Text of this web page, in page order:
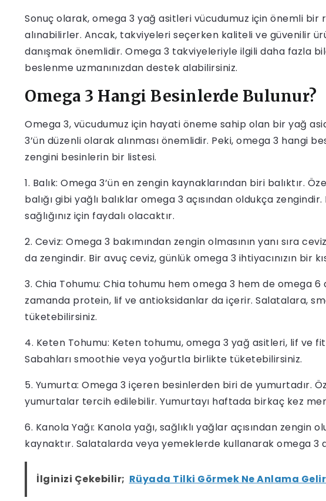
Sonuç olarak, omega 3 yağ asitleri vücudumuz için önemli bir
alınabilirler. Ancak, takviyeleri seçerken kaliteli ve güvenilir
danışmak önemlidir. Omega 3 takviyeleriyle ilgili daha fazla
beslenme uzmanınızdan destek alabilirsiniz.
Omega 3 Hangi Besinlerde Bulunur?
Omega 3, vücudumuz için hayati öneme sahip olan bir yağ
3’ün düzenli olarak alınması önemlidir. Peki, omega 3 hangi
zengini besinlerin bir listesi.
1. Balık: Omega 3’ün en zengin kaynaklarından biri balıktır.
balığı gibi yağlı balıklar omega 3 açısından oldukça
sağlığınız için faydalı olacaktır.
2. Ceviz: Omega 3 bakımından zengin olmasının yanı sıra
da zengindir. Bir avuç ceviz, günlük omega 3 ihtiyacınızın bir
3. Chia Tohumu: Chia tohumu hem omega 3 hem de omega 6
zamanda protein, lif ve antioksidanlar da içerir. Salatalara,
tüketebilirsiniz.
4. Keten Tohumu: Keten tohumu, omega 3 yağ asitleri, lif ve
Sabahları smoothie veya yoğurtla birlikte tüketebilirsiniz.
5. Yumurta: Omega 3 içeren besinlerden biri de yumurtadır.
yumurtalar tercih edilebilir. Yumurtayı haftada birkaç kez
6. Kanola Yağı: Kanola yağı, sağlıklı yağlar açısından zengin
kaynaktır. Salatalarda veya yemeklerde kullanarak omega 3
İlginizi Çekebilir; Rüyada Tilki Görmek Ne Anlama